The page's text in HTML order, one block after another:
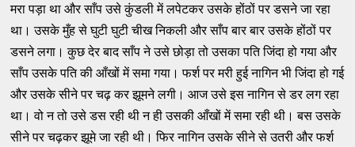
मरा पड़ा था और साँप उसे कुंडली में लपेटकर उसके होंठों पर डसने जा रहा
था। उसके मुँह से घुटी घुटी चीख निकली और साँप बार बार उसके होंठों पर
डसने लगा। कुछ देर बाद साँप ने उसे छोड़ा तो उसका पति जिंदा हो गया और
साँप उसके पति की आँखों में समा गया। फर्श पर मरी हुई नागिन भी जिंदा हो गई
और उसके सीने पर चढ़ कर झूमने लगी। आज उसे इस नागिन से डर लग रहा
था। वो न तो उसे डस रही थी न ही उसकी आँखों में समा रही थी। बस उसके
सीने पर चढ़कर झूमे जा रही थी। फिर नागिन उसके सीने से उतरी और फर्श